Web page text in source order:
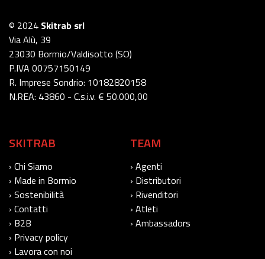
© 2024 Skitrab srl
Via Alù, 39
23030 Bormio/Valdisotto (SO)
P.IVA 00757150149
R. Imprese Sondrio: 10182820158
N.REA: 43860 - C.s.i.v. € 50.000,00
SKITRAB
› Chi Siamo
› Made in Bormio
› Sostenibilità
› Contatti
› B2B
› Privacy policy
› Lavora con noi
TEAM
› Agenti
› Distributori
› Rivenditori
› Atleti
› Ambassadors